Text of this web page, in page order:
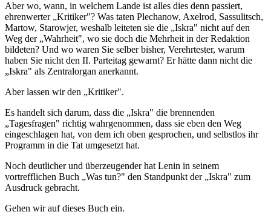
Aber wo, wann, in welchem Lande ist alles dies denn passiert,
ehrenwerter „Kritiker"? Was taten Plechanow, Axelrod, Sassulitsch,
Martow, Starowjer, weshalb leiteten sie die „Iskra" nicht auf den
Weg der „Wahrheit", wo sie doch die Mehrheit in der Redaktion
bildeten? Und wo waren Sie selber bisher, Verehrtester, warum
haben Sie nicht den II. Parteitag gewarnt? Er hätte dann nicht die
„Iskra" als Zentralorgan anerkannt.
Aber lassen wir den „Kritiker".
Es handelt sich darum, dass die „Iskra" die brennenden
„Tagesfragen" richtig wahrgenommen, dass sie eben den Weg
eingeschlagen hat, von dem ich oben gesprochen, und selbstlos ihr
Programm in die Tat umgesetzt hat.
Noch deutlicher und überzeugender hat Lenin in seinem
vortrefflichen Buch „Was tun?" den Standpunkt der „Iskra" zum
Ausdruck gebracht.
Gehen wir auf dieses Buch ein.